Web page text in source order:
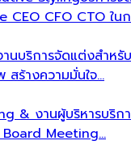
CEO CFO CTO ใน
นบริการจัดแต่งสำห
สร้างความมั่นใจ…
& งานผู้บริหารบริก
Board Meeting…